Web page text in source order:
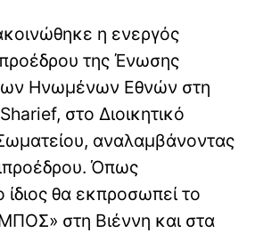
η ενεργός
της Ένωσης
Ηνωμένων Εθνών στη
στο Διοικητικό
αναλαμβάνοντας
Όπως
ίδιος θα εκπροσωπεί το
στη Βιέννη και στα